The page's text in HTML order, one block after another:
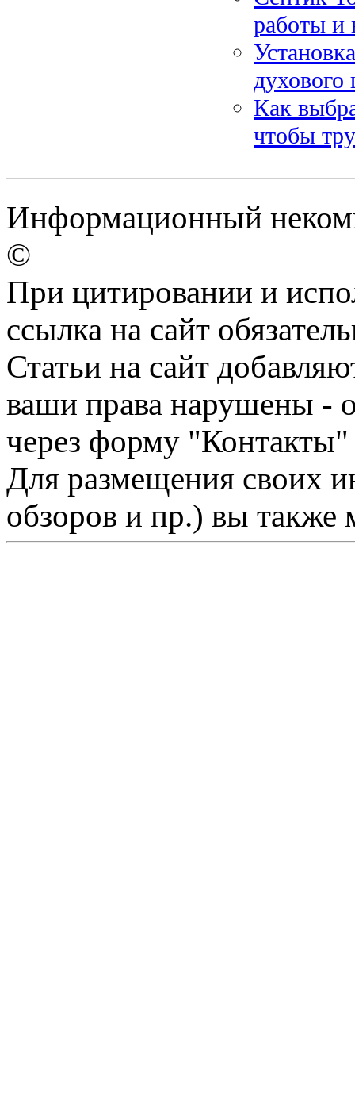
работы и
духового
Как
чтобы
Информационный
©
При цитировании и
ссылка на сайт
Статьи на сайт
ваши права нарушены -
через форму "Контакты"
Для размещения своих
обзоров и пр.) вы также